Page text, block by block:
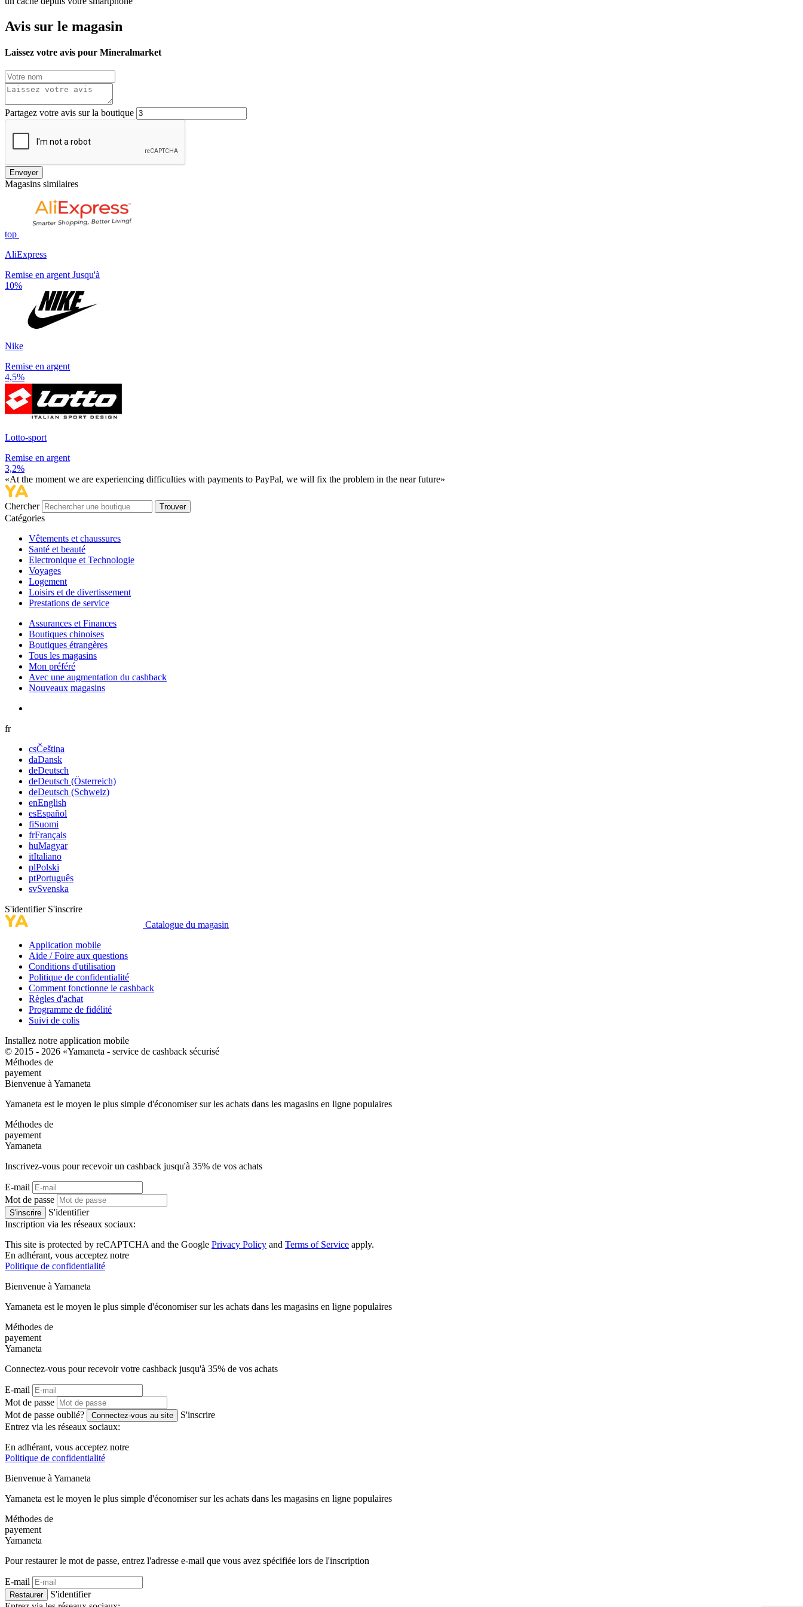
Avis sur le magasin
Laissez votre avis pour Mineralmarket
Partagez votre avis sur la boutique
Envoyer
Magasins similaires
top
AliExpress
Remise en argent Jusqu'à
10%
Nike
Remise en argent
4,5%
Lotto-sport
Remise en argent
3,2%
«At the moment we are experiencing difficulties with payments to PayPal, we will fix the problem in the near future»
Chercher Trouver
Catégories
Vêtements et chaussures
Santé et beauté
Electronique et Technologie
Voyages
Logement
Loisirs et de divertissement
Prestations de service
Assurances et Finances
Boutiques chinoises
Boutiques étrangères
Tous les magasins
Mon préféré
Avec une augmentation du cashback
Nouveaux magasins
fr
csČeština
daDansk
deDeutsch
deDeutsch (Österreich)
deDeutsch (Schweiz)
enEnglish
esEspañol
fiSuomi
frFrançais
huMagyar
itItaliano
plPolski
ptPortuguês
svSvenska
S'identifier S'inscrire
Catalogue du magasin
Application mobile
Aide / Foire aux questions
Conditions d'utilisation
Politique de confidentialité
Comment fonctionne le cashback
Règles d'achat
Programme de fidélité
Suivi de colis
Installez notre application mobile
© 2015 - 2026 «Yamaneta - service de cashback sécurisé
Méthodes de
payement
Bienvenue à Yamaneta
Yamaneta est le moyen le plus simple d'économiser sur les achats dans les magasins en ligne populaires
Méthodes de
payement
Yamaneta
Inscrivez-vous pour recevoir un cashback jusqu'à 35% de vos achats
E-mail
Mot de passe
S'inscrire
S'identifier
Inscription via les réseaux sociaux:
This site is protected by reCAPTCHA and the Google Privacy Policy and Terms of Service apply.
En adhérant, vous acceptez notre
Politique de confidentialité
Bienvenue à Yamaneta
Yamaneta est le moyen le plus simple d'économiser sur les achats dans les magasins en ligne populaires
Méthodes de
payement
Yamaneta
Connectez-vous pour recevoir votre cashback jusqu'à 35% de vos achats
E-mail
Mot de passe
Mot de passe oublié?
Connectez-vous au site
S'inscrire
Entrez via les réseaux sociaux:
En adhérant, vous acceptez notre
Politique de confidentialité
Bienvenue à Yamaneta
Yamaneta est le moyen le plus simple d'économiser sur les achats dans les magasins en ligne populaires
Méthodes de
payement
Yamaneta
Pour restaurer le mot de passe, entrez l'adresse e-mail que vous avez spécifiée lors de l'inscription
E-mail
Restaurer
S'identifier